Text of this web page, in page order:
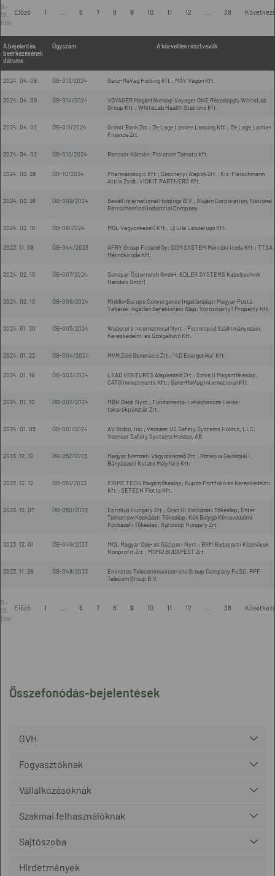
Összefonódás-bejelentések
GVH
Fogyasztóknak
Vállalkozásoknak
Szakmai felhasználóknak
Sajtószoba
Hirdetmények
9 -
38.
Előző 1 6 7 8 9 10 11 12 38
A bejelentés
beérkezésének
dátuma
Ügyszám A közvetlen résztvevők
2024. 04. 08 ÖB-013/2024 Ganz-MaVag Holding Kft.; MÁV Vagon Kft.
2024. 04. 09 ÖB-014/2024
VOYAGER Magántőkealap Voyager ONE Részalapja; WhiteLab
Group Kft.; WhiteLab Health Stations Kft.
2024. 04. 02 ÖB-011/2024
Gránit Bank Zrt.; De Lage Landen Leasing Kft.; De Lage Landen
Finance Zrt.
2024. 04. 02 ÖB-012/2024 Rencsár Kálmán; Floratom Tomato Kft.
2024. 03. 28 ÖB-10/2024
Pharmacologic Kft.; Széchenyi Alapok Zrt.; Kis-Fleischmann
Attila Zsolt; VIOKIT PARTNERS Kft.
2024. 03. 26 ÖB-009/2024
Basell International Holdings B.V.; Alujain Corporation; National
Petrochemical Industrial Company
2024. 03. 18 ÖB-08/2024 MOL Vagyonkezelő Kft., Új Lila Labdarúgó Kft.
2023. 11. 08 ÖB-044/2023
AFRY Group Finland Oy; SOM SYSTEM Mérnöki Iroda Kft.; TTSA
Mérnökiroda Kft.
2024. 02. 16 ÖB-007/2024
Sonepar Österreich GmbH; EDLER SYSTEMS Kabeltechnik
Handels GmbH
2024. 02. 13 ÖB-006/2024
Middle-Europe Convergence Ingatlanalap; Magyar Posta
Takarék Ingatlan Befektetési Alap; Vörösmarty1 Property Kft.
2024. 01. 30 ÖB-005/2024
Waberer’s International Nyrt.; Petrolsped Szállítmányozási,
Kereskedelmi és Szolgáltató Kft.
2024. 01. 23 ÖB-004/2024 MVM Zöld Generáció Zrt.; "4D Energetika" Kft.
2024. 01. 19 ÖB-003/2024
LEAD VENTURES Alapkezelő Zrt.; Solva II Magántőkealap;
CATO Investments Kft.; Ganz-MaVag International Kft.
2024. 01. 10 ÖB-002/2024
MBH Bank Nyrt.; Fundamenta-Lakáskassza Lakás-
takarékpénztár Zrt.
2024. 01. 05 ÖB-001/2024
AV Bidco, Inc.; Veoneer US Safety Systems Holdco, LLC;
Veoneer Safety Systems Holdco, AB
2023. 12. 12 ÖB-052/2023
Magyar Nemzeti Vagyonkezelő Zrt.; Rotaqua Geológiai-,
Bányászati Kutató Mélyfúró Kft.
2023. 12. 12 ÖB-051/2023
PRIME TECH Magántőkealap; Kupon Portfolió és Kereskedelmi
Kft.; SETECH Flotta Kft.
2023. 12. 07 ÖB-050/2023
Eprolius Hungary Zrt.; Gran III Kockázati Tőkealap; Enter
Tomorrow Kockázati Tőkealap; Kék Bolygó Klímavédelmi
Kockázati Tőkealap; Agroloop Hungary Zrt.
2023. 12. 01 ÖB-049/2023
MOL Magyar Olaj- és Gázipari Nyrt.; BKM Budapesti Közművek
Nonprofit Zrt.; MOHU BUDAPEST Zrt.
2023. 11. 28 ÖB-048/2023
Emirates Telecommunications Group Company PJSC; PPF
Telecom Group B.V.
9 -
38.
Előző 1 6 7 8 9 10 11 12 38